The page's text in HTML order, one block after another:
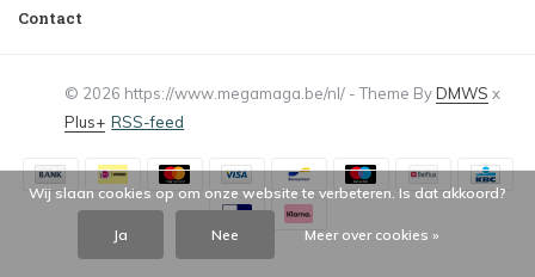
Contact
© 2026 https://www.megamaga.be/nl/ - Theme ByDMWS x
Plus+ RSS-feed
Wij slaan cookies op om onze website te verbeteren. Is dat akkoord?
Ja Nee Meer over cookies »